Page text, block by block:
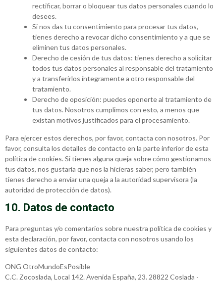
rectificar, borrar o bloquear tus datos personales cuando lo
desees.
Si nos das tu consentimiento para procesar tus datos,
tienes derecho a revocar dicho consentimiento y a que se
eliminen tus datos personales.
Derecho de cesión de tus datos: tienes derecho a solicitar
todos tus datos personales al responsable del tratamiento
y a transferirlos íntegramente a otro responsable del
tratamiento.
Derecho de oposición: puedes oponerte al tratamiento de
tus datos. Nosotros cumplimos con esto, a menos que
existan motivos justificados para el procesamiento.
Para ejercer estos derechos, por favor, contacta con nosotros. Por
favor, consulta los detalles de contacto en la parte inferior de esta
política de cookies. Si tienes alguna queja sobre cómo gestionamos
tus datos, nos gustaría que nos la hicieras saber, pero también
tienes derecho a enviar una queja a la autoridad supervisora (la
autoridad de protección de datos).
10. Datos de contacto
Para preguntas y/o comentarios sobre nuestra política de cookies y
esta declaración, por favor, contacta con nosotros usando los
siguientes datos de contacto:
ONG OtroMundoEsPosible
C.C. Zocoslada, Local 142. Avenida España, 23. 28822 Coslada -